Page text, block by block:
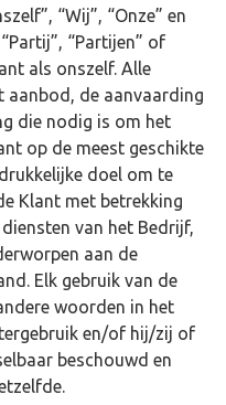
“Wij”, “Onze” en
“Partijen” of
als onszelf. Alle
aanbod, de aanvaarding
die nodig is om het
op de meest geschikte
doel om te
Klant met betrekking
van het Bedrijf,
aan de
Elk gebruik van de
woorden in het
en/of hij/zij of
beschouwd en